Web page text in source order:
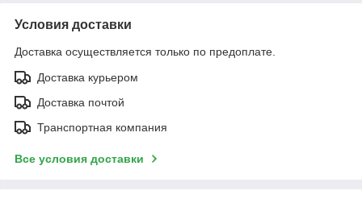
Условия доставки
Доставка осуществляется только по предоплате.
Доставка курьером
Доставка почтой
Транспортная компания
Все условия доставки